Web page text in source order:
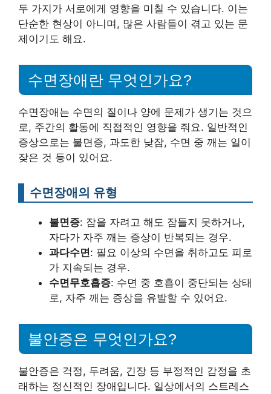
두 가지가 서로에게 영향을 미칠 수 있습니다. 이는
단순한 현상이 아니며, 많은 사람들이 겪고 있는 문
제이기도 해요.
수면장애란 무엇인가요?
수면장애는 수면의 질이나 양에 문제가 생기는 것으
로, 주간의 활동에 직접적인 영향을 줘요. 일반적인
증상으로는 불면증, 과도한 낮잠, 수면 중 깨는 일이
잦은 것 등이 있어요.
수면장애의 유형
불면증: 잠을 자려고 해도 잠들지 못하거나,
자다가 자주 깨는 증상이 반복되는 경우.
과다수면: 필요 이상의 수면을 취하고도 피로
가 지속되는 경우.
수면무호흡증: 수면 중 호흡이 중단되는 상태
로, 자주 깨는 증상을 유발할 수 있어요.
불안증은 무엇인가요?
불안증은 걱정, 두려움, 긴장 등 부정적인 감정을 초
래하는 정신적인 장애입니다. 일상에서의 스트레스